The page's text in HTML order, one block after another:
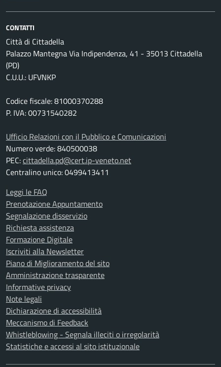
CONTATTI
Città di Cittadella
Palazzo Mantegna Via Indipendenza, 41 - 35013 Cittadella
(PD)
C.U.U.: UFVNKP
Codice fiscale: 81000370288
P. IVA: 00731540282
Ufficio Relazioni con il Pubblico e Comunicazioni
Numero verde: 840500038
PEC:cittadella.pd@cert.ip-veneto.net
Centralino unico: 0499413411
Leggi le FAQ
Prenotazione Appuntamento
Segnalazione disservizio
Richiesta assistenza
Formazione Digitale
Iscriviti alla Newsletter
Piano di Miglioramento del sito
Amministrazione trasparente
Informative privacy
Note legali
Dichiarazione di accessibilità
Meccanismo di Feedback
Whistleblowing - Segnala illeciti o irregolarità
Statistiche e accessi al sito istituzionale